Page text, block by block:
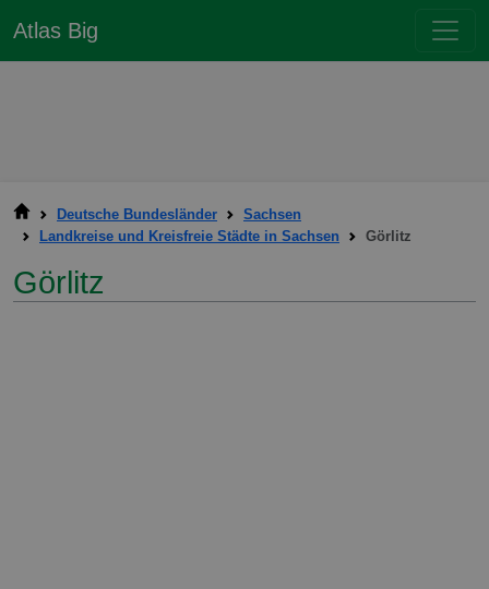
Atlas Big
Deutsche Bundesländer
Sachsen
Landkreise und Kreisfreie Städte in Sachsen
Görlitz
Görlitz